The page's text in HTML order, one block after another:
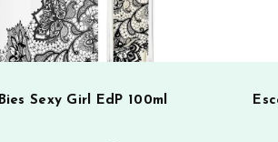
Bies Sexy Girl EdP 100ml